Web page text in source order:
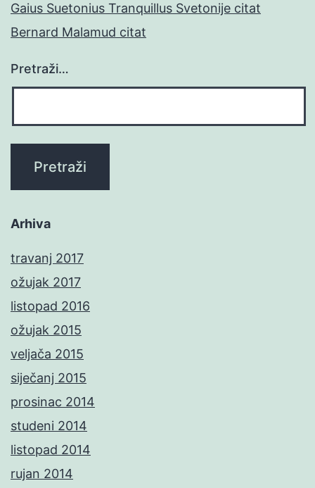
Gaius Suetonius Tranquillus Svetonije citat
Bernard Malamud citat
Pretraži…
Arhiva
travanj 2017
ožujak 2017
listopad 2016
ožujak 2015
veljača 2015
siječanj 2015
prosinac 2014
studeni 2014
listopad 2014
rujan 2014